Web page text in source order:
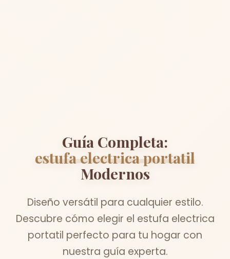
Guía Completa:
estufa electrica portatil
Modernos
Diseño versátil para cualquier estilo.
Descubre cómo elegir el estufa electrica
portatil perfecto para tu hogar con
nuestra guía experta.